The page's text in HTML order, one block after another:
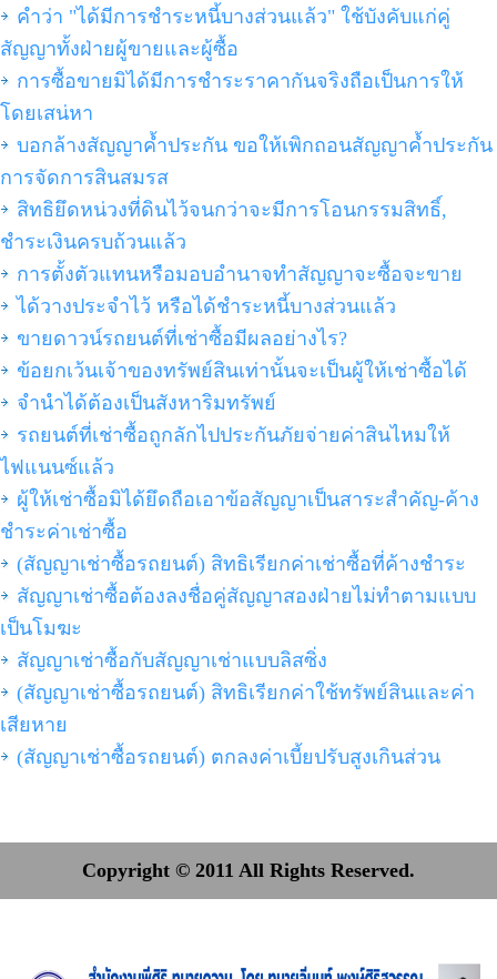
คำว่า "ได้มีการชำระหนี้บางส่วนแล้ว" ใช้บังคับแก่คู่
สัญญาทั้งฝ่ายผู้ขายและผู้ซื้อ
การซื้อขายมิได้มีการชำระราคากันจริงถือเป็นการให้
โดยเสน่หา
บอกล้างสัญญาค้ำประกัน ขอให้เพิกถอนสัญญาค้ำประกัน
การจัดการสินสมรส
สิทธิยึดหน่วงที่ดินไว้จนกว่าจะมีการโอนกรรมสิทธิ์,
ชำระเงินครบถ้วนแล้ว
การตั้งตัวแทนหรือมอบอำนาจทำสัญญาจะซื้อจะขาย
ได้วางประจำไว้ หรือได้ชำระหนี้บางส่วนแล้ว
ขายดาวน์รถยนต์ที่เช่าซื้อมีผลอย่างไร?
ข้อยกเว้นเจ้าของทรัพย์สินเท่านั้นจะเป็นผู้ให้เช่าซื้อได้
จำนำได้ต้องเป็นสังหาริมทรัพย์
รถยนต์ที่เช่าซื้อถูกลักไปประกันภัยจ่ายค่าสินไหมให้
ไฟแนนซ์แล้ว
ผู้ให้เช่าซื้อมิได้ยึดถือเอาข้อสัญญาเป็นสาระสำคัญ-ค้าง
ชำระค่าเช่าซื้อ
(สัญญาเช่าซื้อรถยนต์) สิทธิเรียกค่าเช่าซื้อที่ค้างชำระ
สัญญาเช่าซื้อต้องลงชื่อคู่สัญญาสองฝ่ายไม่ทำตามแบบ
เป็นโมฆะ
สัญญาเช่าซื้อกับสัญญาเช่าแบบลิสซิ่ง
(สัญญาเช่าซื้อรถยนต์) สิทธิเรียกค่าใช้ทรัพย์สินและค่า
เสียหาย
(สัญญาเช่าซื้อรถยนต์) ตกลงค่าเบี้ยปรับสูงเกินส่วน
Copyright © 2011 All Rights Reserved.